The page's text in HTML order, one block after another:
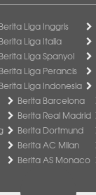
Berita Liga Inggris
Berita Liga Italia
Berita Liga Spanyol
Berita Liga Perancis
Berita Liga Indonesia
Berita Barcelona
Berita Real Madrid
Berita Dortmund
Berita AC Milan
Berita AS Monaco